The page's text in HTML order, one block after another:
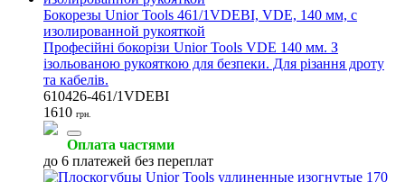
Бокорезы Unior Tools 461/1VDEBI, VDE, 140 мм, с
изолированной рукояткой
Професійні бокорізи Unior Tools VDE 140 мм. З
ізольованою рукояткою для безпеки. Для різання дроту
та кабелів.
610426-461/1VDEBI
1610 грн.
Оплата частями
до 6 платежей без переплат